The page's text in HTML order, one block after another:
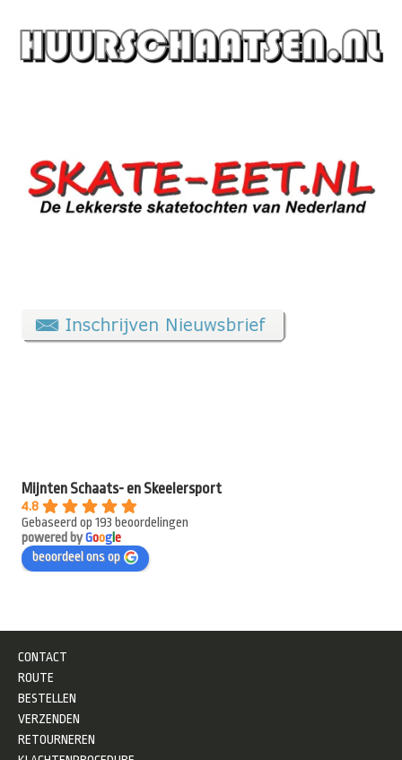
Mijnten Schaats- en Skeelersport
4.8
Gebaseerd op 193 beoordelingen
powered byGooge
beoordeel ons op
CONTACT
ROUTE
BESTELLEN
VERZENDEN
RETOURNEREN